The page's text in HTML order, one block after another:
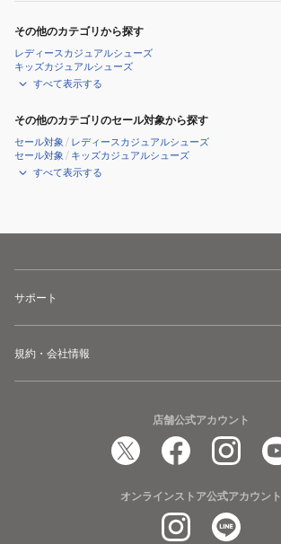
その他のカテゴリから探す
レディースカジュアルシューズ
キッズカジュアルシューズ
すべて表示する
その他のカテゴリのセール対象から探す
セール対象 / レディースカジュアルシューズ
セール対象 / キッズカジュアルシューズ
すべて表示する
サポート
規約・会社情報
店舗公式アカウント
オンラインストア公式アカウント